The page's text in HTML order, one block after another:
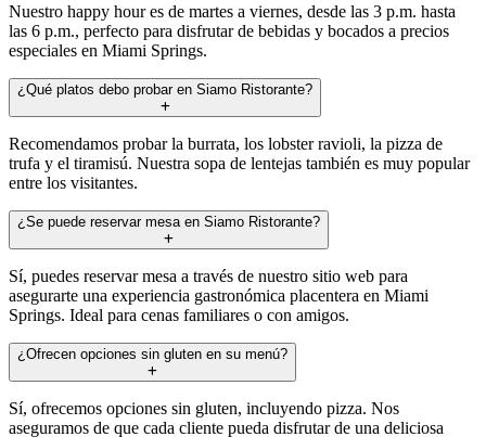
Nuestro happy hour es de martes a viernes, desde las 3 p.m. hasta
las 6 p.m., perfecto para disfrutar de bebidas y bocados a precios
especiales en Miami Springs.
¿Qué platos debo probar en Siamo Ristorante?
Recomendamos probar la burrata, los lobster ravioli, la pizza de
trufa y el tiramisú. Nuestra sopa de lentejas también es muy popular
entre los visitantes.
¿Se puede reservar mesa en Siamo Ristorante?
Sí, puedes reservar mesa a través de nuestro sitio web para
asegurarte una experiencia gastronómica placentera en Miami
Springs. Ideal para cenas familiares o con amigos.
¿Ofrecen opciones sin gluten en su menú?
Sí, ofrecemos opciones sin gluten, incluyendo pizza. Nos
aseguramos de que cada cliente pueda disfrutar de una deliciosa